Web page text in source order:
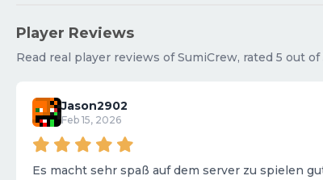
Player Reviews
Read real player reviews of SumiCrew, rated 5 out
Jason2902
Feb 15, 2026
Es macht sehr spaß auf dem server zu spielen